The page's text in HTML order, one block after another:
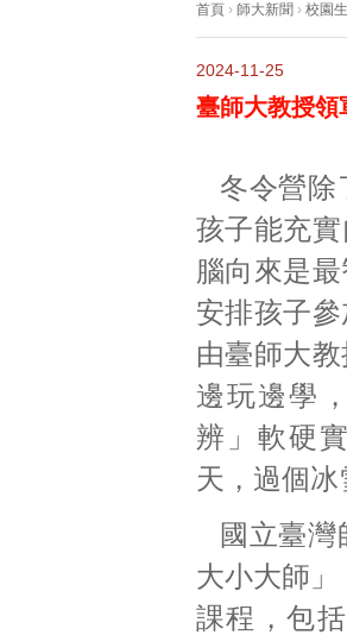
首頁 › 師大新聞 › 校園
2024-11-25
臺師大教授領
冬令營除
孩子能充
腦向來是
安排孩子
由臺師大
邊玩邊學
辨」軟硬
天，過個
國立臺
大小大師
課程，包